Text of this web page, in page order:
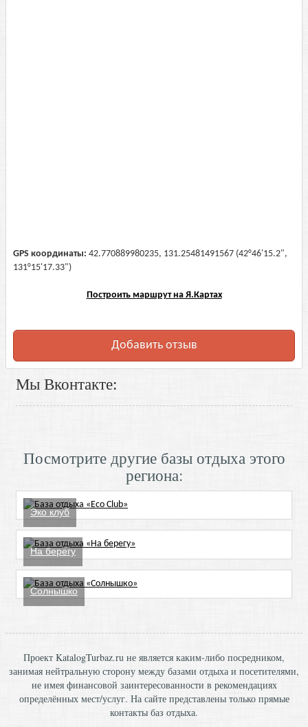
GPS координаты: 42.770889980235, 131.25481491567 (42°46'15.2",
131°15'17.33")
Построить маршрут на Я.Картах
Добавить отзыв
Мы Вконтакте:
Посмотрите другие базы отдыха этого
региона:
Эко клуб
На берегу
Солнышко
Проект KatalogTurbaz.ru не является каким-либо посредником,
занимая нейтральную сторону между базами отдыха и посетителями,
не имея финансовой заинтересованности в рекомендациях
определённых мест/услуг. На сайте представлены только прямые
контакты баз отдыха.